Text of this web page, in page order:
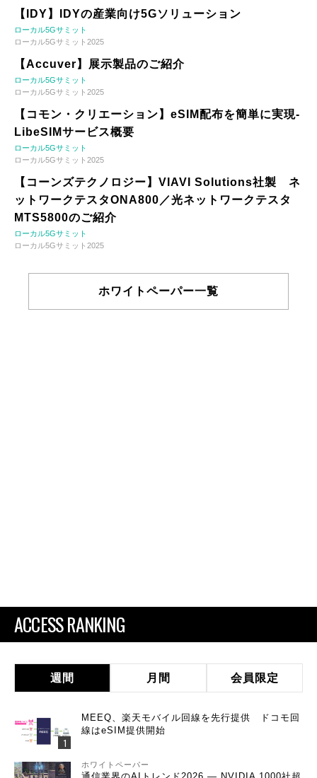
【IDY】IDYの産業向け5Gソリューション
ローカル5Gサミット
ローカル5Gサミット2025
【Accuver】展示製品のご紹介
ローカル5Gサミット
ローカル5Gサミット2025
【コモン・クリエーション】eSIM配布を簡単に実現-
LibeSIMサービス概要
ローカル5Gサミット
ローカル5Gサミット2025
【コーンズテクノロジー】VIAVI Solutions社製 ネ
ットワークテスタONA800／光ネットワークテスタ
MTS5800のご紹介
ローカル5Gサミット
ローカル5Gサミット2025
ホワイトペーパー一覧
ACCESS RANKING
週間 月間 会員限定
MEEQ、楽天モバイル回線を先行提供 ドコモ回
線はeSIM提供開始
ホワイトペーパー